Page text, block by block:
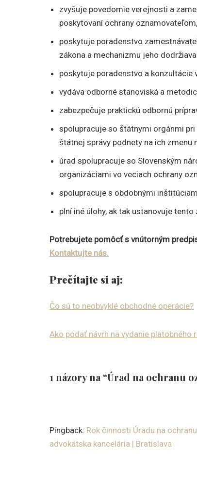
zvyšuje povedomie verejnosti a
poskytovaní ochrany oznamovateľom,
poskytuje poradenstvo
zákona a mechanizmu jeho
poskytuje poradenstvo a
vydáva odborné stanoviská a
zabezpečuje praktickú odbornú
spolupracuje so štátnymi orgánmi
štátnej správy podnety na ich zmenu
úrad spolupracuje so Slovenským
organizáciami vo veciach ochrany
spolupracuje s obdobnými
plní iné úlohy, ak tak ustanovuje
Potrebujete pomôcť s vnútorným
Kontaktujte nás.
Prečítajte si aj:
Čo sú to neobvyklé obchodné operácie?
Ako podať návrh na vydanie platobného
1 názory na “Úrad na ochranu
Pingback: Rok činnosti Úradu na
advokátska kancelária | Bratislava